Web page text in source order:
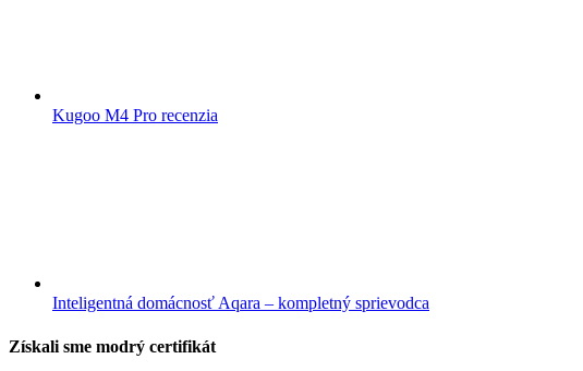
Kugoo M4 Pro recenzia
Inteligentná domácnosť Aqara – kompletný sprievodca
Získali sme modrý certifikát